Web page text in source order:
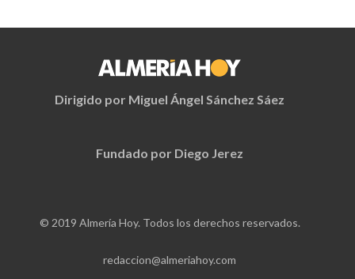
Dirigido por Miguel Ángel Sánchez Sáez
Fundado por Diego Jerez
© 2019 Almería Hoy. Todos los derechos reservados.
redaccion@almeriahoy.com